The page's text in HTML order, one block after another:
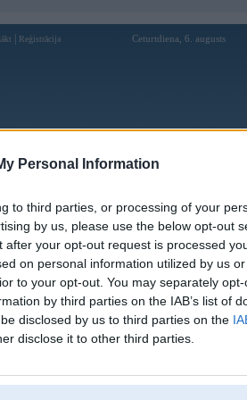
Personal Information
to third parties, or processing of your
by us, please use the below opt-out
your opt-out request is processed
on personal information utilized by us
to your opt-out. You may separately
by third parties on the IAB’s list of
disclosed by us to third parties on the
disclose it to other third parties.
Reģistrācija Ceturtdiena, 6. augusts
Reģistrācija Lietotāji
profils
7clubsbaby
0
Pēdējie ziņojumi forumā